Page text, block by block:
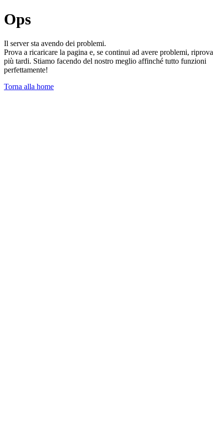
Ops
Il server sta avendo dei problemi.
Prova a ricaricare la pagina e, se continui ad avere problemi, riprova
più tardi. Stiamo facendo del nostro meglio affinché tutto funzioni
perfettamente!
Torna alla home